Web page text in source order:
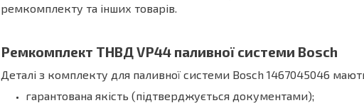
ремкомплекту та інших товарів.
Ремкомплект ТНВД VP44 паливної системи Bosch
Деталі з комплекту для паливної системи Bosch 1467045046
гарантована якість (підтверджується документами);